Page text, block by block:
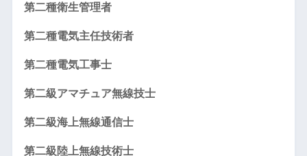
第二種衛生管理者
第二種電気主任技術者
第二種電気工事士
第二級アマチュア無線技士
第二級海上無線通信士
第二級陸上無線技術士